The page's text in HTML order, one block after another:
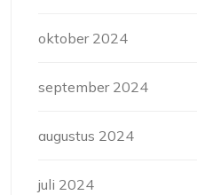
oktober 2024
september 2024
augustus 2024
juli 2024